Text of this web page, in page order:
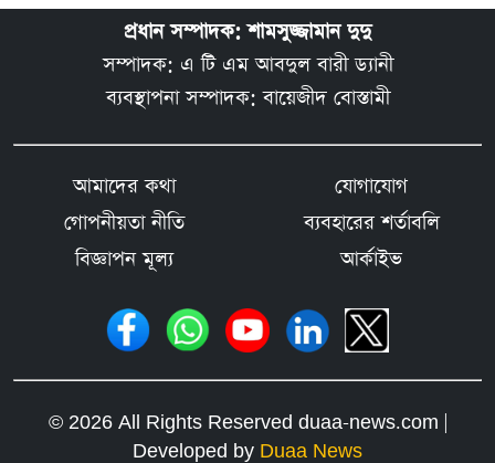
প্রধান সম্পাদক: শামসুজ্জামান দুদু
সম্পাদক: এ টি এম আবদুল বারী ড্যানী
ব্যবস্থাপনা সম্পাদক: বায়েজীদ বোস্তামী
আমাদের কথা
যোগাযোগ
গোপনীয়তা নীতি
ব্যবহারের শর্তাবলি
বিজ্ঞাপন মূল্য
আর্কাইভ
© 2026 All Rights Reserved duaa-news.com |
Developed by Duaa News